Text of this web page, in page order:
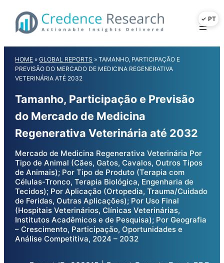
content
HOME »GLOBAL REPORTS »TAMANHO, PARTICIPAÇÃO E
PREVISÃO DO MERCADO DE MEDICINA REGENERATIVA
VETERINÁRIA ATÉ 2032
Tamanho, Participação e Previsão
do Mercado de Medicina
Regenerativa Veterinária até 2032
Mercado de Medicina Regenerativa Veterinária Por
Tipo de Animal (Cães, Gatos, Cavalos, Outros Tipos
de Animais); Por Tipo de Produto (Terapia com
Células-Tronco, Terapia Biológica, Engenharia de
Tecidos); Por Aplicação (Ortopedia, Trauma/Cuidado
de Feridas, Outras Aplicações); Por Uso Final
(Hospitais Veterinários, Clínicas Veterinárias,
Institutos Acadêmicos e de Pesquisa); Por Geografia
– Crescimento, Participação, Oportunidades e
Análise Competitiva, 2024 – 2032